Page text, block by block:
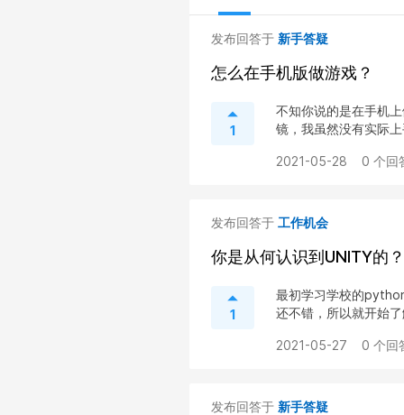
发布回答于 新手答疑
怎么在手机版做游戏？
1
不知你说的是在手机
镜，我虽然没有实际
2021-05-28 0 个回
发布回答于 工作机会
你是从何认识到UNITY的？
1
最初学习学校的
还不错，所以就开始
2021-05-27 0 个回
发布回答于 新手答疑